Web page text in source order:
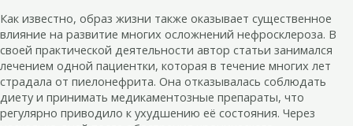
Как известно, образ жизни также оказывает существенное
влияние на развитие многих осложнений нефросклероза. В
своей практической деятельности автор статьи занимался
лечением одной пациентки, которая в течение многих лет
страдала от пиелонефрита. Она отказывалась соблюдать
диету и принимать медикаментозные препараты, что
регулярно приводило к ухудшению её состояния. Через